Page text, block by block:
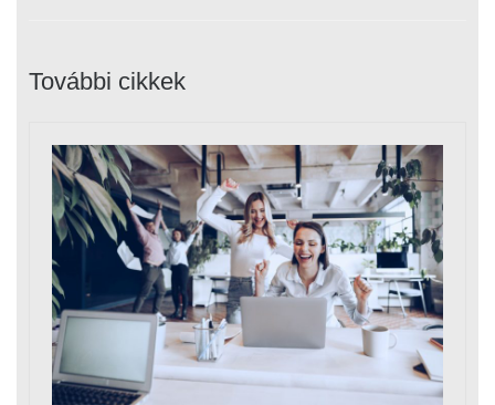
További cikkek